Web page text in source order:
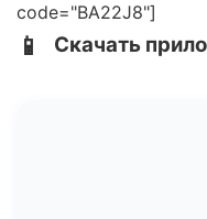
code="BA22J8"]
📱 Скачать